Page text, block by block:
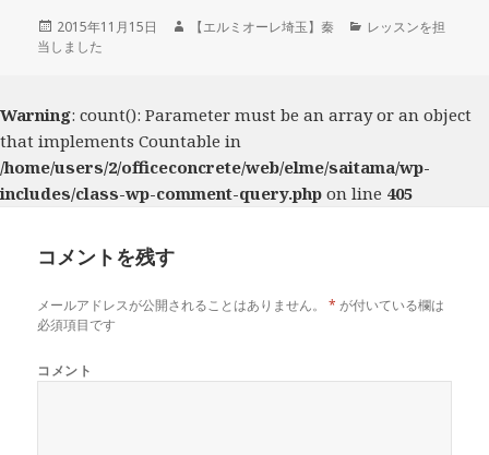
投
稿
2015年11月15日
作【エルミオーレ埼玉】秦
カ
レッスンを担
当しました
Warning: count(): Parameter must be an array or an object
that implements Countable in
/home/users/2/officeconcrete/web/elme/saitama/wp-
includes/class-wp-comment-query.php on line 405
コメントを残す
メールアドレスが公開されることはありません。 * が付いている欄は
必須項目です
コメント